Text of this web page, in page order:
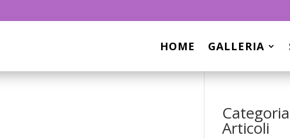
HOME GALLERIA
Categoria
Articoli